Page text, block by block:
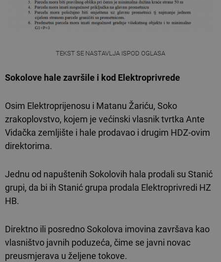
TEKST SE NASTAVLJA ISPOD OGLASA
Sokolove hale završile i kod Elektroprivrede
Osim Elektroprijenosu i Matanu Žariću, Soko
zrakoplovstvo, kojem je većinski vlasnik tvrtka Ante
Vidačka zemljište i hale prodavao i drugim HDZ-ovim
direktorima.
Jednu od napuštenih Sokolovih hala prodali su Stanić
grupi, da bi ih Stanić grupa prodala Elektroprivredi HZ
HB.
Direktno ili posredno Sokolova imovina završava kao
vlasništvo javnih poduzeća, čime se javni novac
preusmjerava u željene tokove.